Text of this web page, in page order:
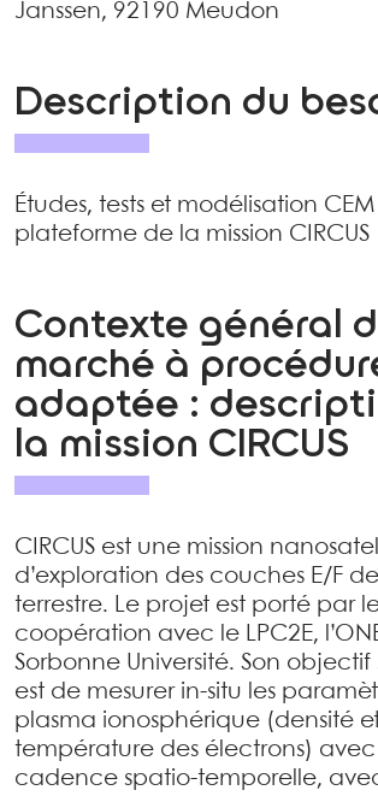
Janssen, 92190 Meudon
Description du
Études, tests et modélisation
plateforme de la mission CIRCUS
Contexte général
marché à
adaptée :
la mission CIRCUS
CIRCUS est une mission
d’exploration des couches E/F
terrestre. Le projet est porté par
coopération avec le LPC2E,
Sorbonne Université. Son
est de mesurer in-situ les
plasma ionosphérique (densité
température des électrons)
cadence spatio-temporelle,